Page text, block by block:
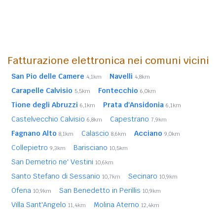
Fatturazione elettronica nei comuni vicini
San Pio delle Camere 4,1km Navelli 4,8km
Carapelle Calvisio 5,5km Fontecchio 6,0km
Tione degli Abruzzi 6,1km Prata d'Ansidonia 6,1km
Castelvecchio Calvisio 6,8km Capestrano 7,9km
Fagnano Alto 8,1km Calascio 8,6km Acciano 9,0km
Collepietro 9,3km Barisciano 10,5km
San Demetrio ne' Vestini 10,6km
Santo Stefano di Sessanio 10,7km Secinaro 10,9km
Ofena 10,9km San Benedetto in Perillis 10,9km
Villa Sant'Angelo 11,4km Molina Aterno 12,4km